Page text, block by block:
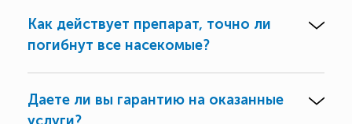
Как действует препарат, точно ли
погибнут все насекомые?
Даете ли вы гарантию на оказанные